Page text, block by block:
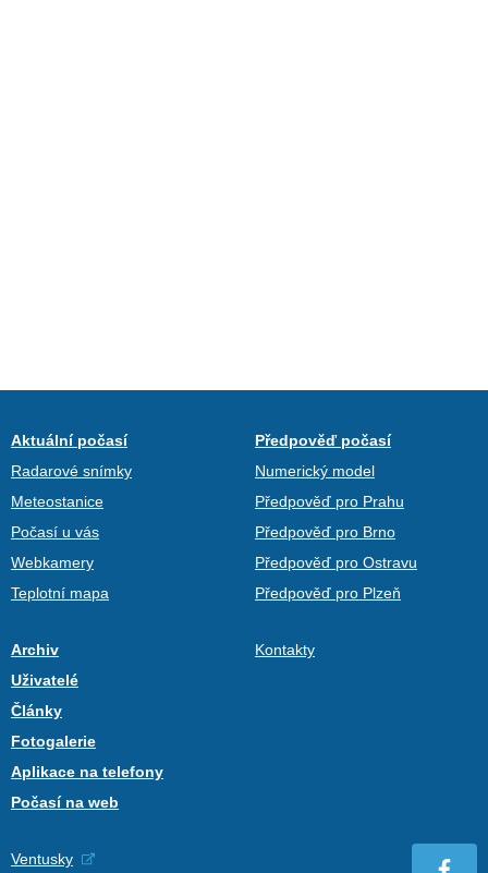
Aktuální počasí
Radarové snímky
Meteostanice
Počasí u vás
Webkamery
Teplotní mapa
Předpověď počasí
Numerický model
Předpověď pro Prahu
Předpověď pro Brno
Předpověď pro Ostravu
Předpověď pro Plzeň
Archiv
Uživatelé
Články
Fotogalerie
Aplikace na telefony
Počasí na web
Kontakty
Ventusky